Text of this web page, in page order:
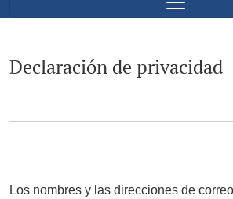
Declaración de privacidad
Los nombres y las direcciones de